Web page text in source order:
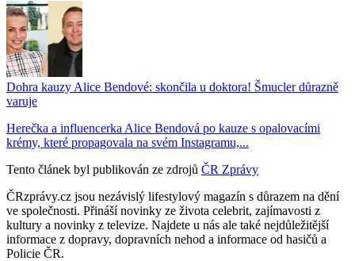
Dohra kauzy Alice Bendové: skončila u doktora! Šmucler důrazně
varuje
Herečka a influencerka Alice Bendová po kauze s opalovacími
krémy, které propagovala na svém Instagramu,...
Tento článek byl publikován ze zdrojů ČR Zprávy
ČRzprávy.cz jsou nezávislý lifestylový magazín s důrazem na dění
ve společnosti. Přináší novinky ze života celebrit, zajímavosti z
kultury a novinky z televize. Najdete u nás ale také nejdůležitější
informace z dopravy, dopravních nehod a informace od hasičů a
Policie ČR.